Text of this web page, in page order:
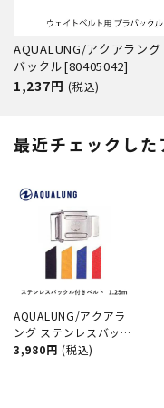
AQUALUNG/アクアラング
バックル[80405042]
1,237円 (税込)
最近チェックした
AQUALUNG/アクアラ
ング ステンレスバック
ル付ベルト【125cm】
3,980円 (税込)